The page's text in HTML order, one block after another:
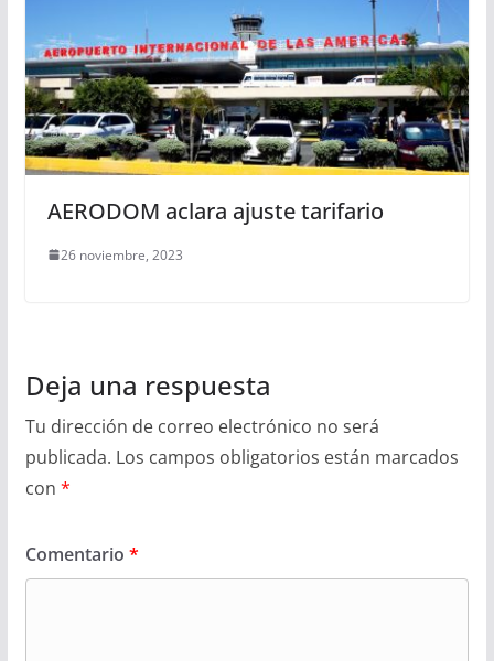
AERODOM aclara ajuste tarifario
26 noviembre, 2023
Deja una respuesta
Tu dirección de correo electrónico no será
publicada. Los campos obligatorios están marcados
con *
Comentario *